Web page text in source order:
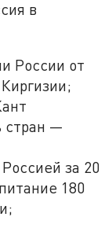
в
России от
стран —
за 20
180